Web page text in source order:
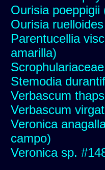
Ourisia poeppigii
Ourisia ruelloides
Parentucellia
amarilla)
Stemodia
Verbascum
Verbascum
Veronica
campo)
Veronica sp.